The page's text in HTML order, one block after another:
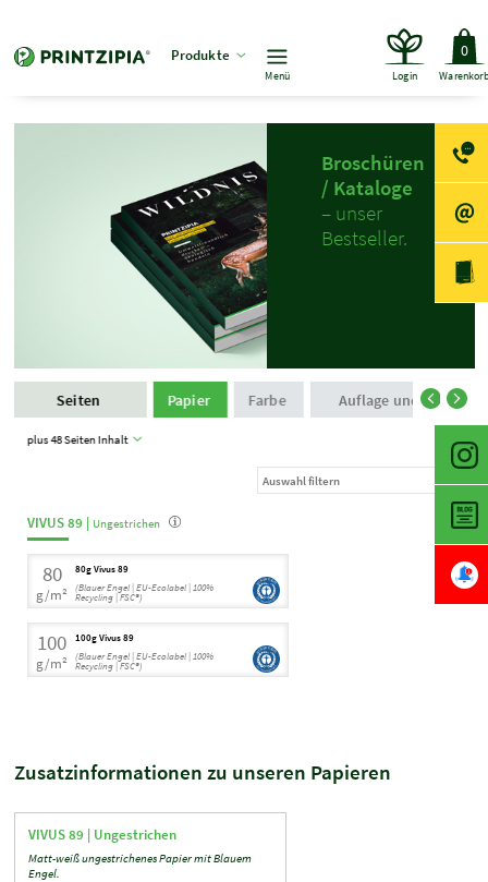
Produkte
Menü Login
0
Broschüren
/ Kataloge
– unser
Bestseller.
Seiten
plus 48 Seiten Inhalt
Papier Farbe Auflage und
VIVUS 89 | Ungestrichen
80
g/m²
80g Vivus 89
(Blauer Engel | EU-Ecolabel | 100%
Recycling | FSC®)
100
g/m²
100g Vivus 89
(Blauer Engel | EU-Ecolabel | 100%
Recycling | FSC®)
Zusatzinformationen zu unseren Papieren
VIVUS 89 | Ungestrichen
Matt-weiß ungestrichenes Papier mit Blauem
Engel.